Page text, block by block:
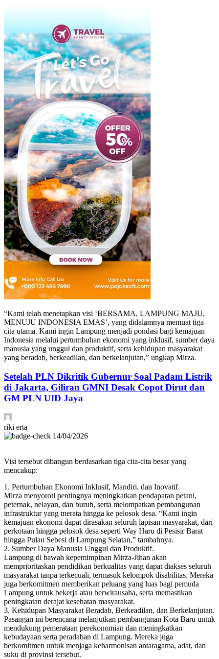
“Kami telah menetapkan visi ‘BERSAMA, LAMPUNG MAJU,
MENUJU INDONESIA EMAS’, yang didalamnya memuat tiga
cita utama. Kami ingin Lampung menjadi pondasi bagi kemajuan
Indonesia melalui pertumbuhan ekonomi yang inklusif, sumber daya
manusia yang unggul dan produktif, serta kehidupan masyarakat
yang beradab, berkeadilan, dan berkelanjutan,” ungkap Mirza.
Setelah PLN Dikritik Gubernur Soal Padam Listrik
di Jakarta, Giliran GMNI Desak Copot Dirut dan
GM PLN UID Jaya
riki erta
14/04/2026
Visi tersebut dibangun berdasarkan tiga cita-cita besar yang
mencakup:
1. Pertumbuhan Ekonomi Inklusif, Mandiri, dan Inovatif.
Mirza menyoroti pentingnya meningkatkan pendapatan petani,
peternak, nelayan, dan buruh, serta melompatkan pembangunan
infrastruktur yang merata hingga ke pelosok desa. “Kami ingin
kemajuan ekonomi dapat dirasakan seluruh lapisan masyarakat, dari
perkotaan hingga pelosok desa seperti Way Haru di Pesisir Barat
hingga Pulau Sebesi di Lampung Selatan,” tambahnya.
2. Sumber Daya Manusia Unggul dan Produktif.
Lampung di bawah kepemimpinan Mirza-Jihan akan
memprioritaskan pendidikan berkualitas yang dapat diakses seluruh
masyarakat tanpa terkecuali, termasuk kelompok disabilitas. Mereka
juga berkomitmen memberikan peluang yang luas bagi pemuda
Lampung untuk bekerja atau berwirausaha, serta memastikan
peningkatan derajat kesehatan masyarakat.
3. Kehidupan Masyarakat Beradab, Berkeadilan, dan Berkelanjutan.
Pasangan ini berencana melanjutkan pembangunan Kota Baru untuk
mendukung pemerataan perekonomian dan meningkatkan
kebudayaan serta peradaban di Lampung. Mereka juga
berkomitmen untuk menjaga keharmonisan antaragama, adat, dan
suku di provinsi tersebut.